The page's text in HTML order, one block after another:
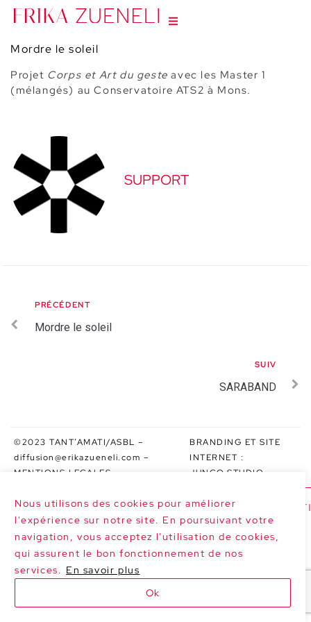
Nous utilisons des cookies pour améliorer
l'expérience sur notre site. En poursuivant votre
navigation, vous acceptez l'utilisation de cookies,
qui assurent le bon fonctionnement de nos
services. En savoir plus
Ok
Mordre le soleil
Projet Corps et Art du geste avec les Master 1
(mélangés) au Conservatoire ATS2 à Mons.
SUPPORT
PRÉCÉDENT
Mordre le soleil
SUIV
SARABAND
©2023 TANT’AMATI/ASBL –
diffusion@erikazueneli.com –
MENTIONS LEGALES
BRANDING ET SITE
INTERNET :
JUNGO.STUDIO
>>> PROCHAINES DATES : SARABAND À